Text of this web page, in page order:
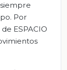
Por
ESPACIO